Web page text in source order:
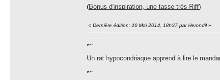
(Bonus d'inspiration, une tasse très Riff)
« Dernière édition: 10 Mai 2014, 18h37 par Herondil»
-----------
¤~
Un rat hypocondriaque apprend à lire le
¤~